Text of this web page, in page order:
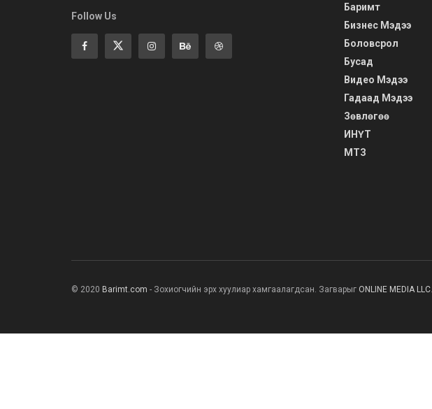
Follow Us
Баримт
Бизнес Мэдээ
Боловсрол
Бусад
Видео Мэдээ
Гадаад Мэдээ
Зөвлөгөө
ИНҮТ
МТЗ
© 2020 Barimt.com - Зохиогчийн эрх хуулиар хамгаалагдсан. Загварыг ONLINE MEDIA LLC